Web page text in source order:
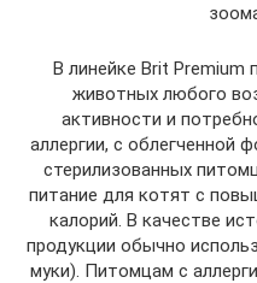
В линейке Brit Premium
животных любого
активности и
аллергии, с облегченной
стерилизованных
питание для котят с
калорий. В качестве
продукции обычно
муки). Питомцам с